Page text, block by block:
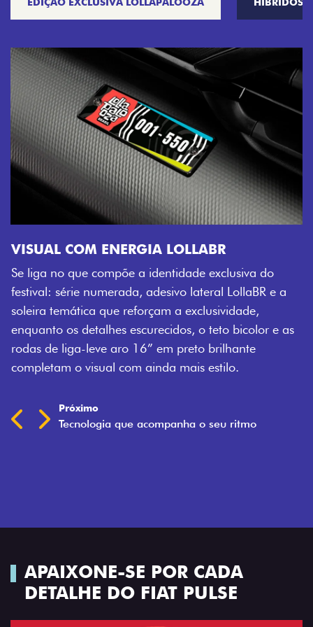
VISUAL COM ENERGIA LOLLABR
Se liga no que compõe a identidade exclusiva do
festival: série numerada, adesivo lateral LollaBR e a
soleira temática que reforçam a exclusividade,
enquanto os detalhes escurecidos, o teto bicolor e as
rodas de liga-leve aro 16” em preto brilhante
completam o visual com ainda mais estilo.
Previous
Next
Próximo
Tecnologia que acompanha o seu ritmo
APAIXONE-SE POR CADA
DETALHE DO FIAT PULSE